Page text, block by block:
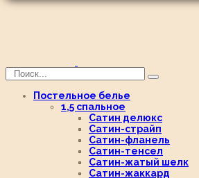
Постельное белье
1,5 спальное
Сатин делюкс
Сатин-страйп
Сатин-фланель
Сатин-тенсел
Сатин-жатый шелк
Сатин-жаккард